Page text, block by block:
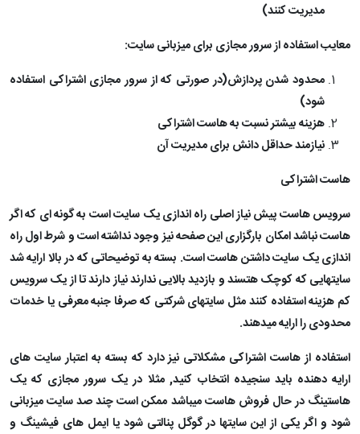
مدیریت کنند)
معایب استفاده از سرور مجازی برای میزبانی سایت:
محدود شدن پردازش(در صورتی که از سرور مجازی اشتراکی استفاده
شود)
هزینه بیشتر نسبت به هاست اشتراکی
نیازمند حداقل دانش برای مدیریت آن
هاست اشتراکی
سرویس هاست پیش نیاز اصلی راه اندازی یک سایت است به گونه ای که اگر
هاست نباشد امکان بارگزاری این صفحه نیز وجود نداشته است و شرط اول راه
اندازی یک سایت داشتن هاست است. بسته به توضیحاتی که در بالا ارایه شد
سایتهایی که کوچک هتسند و بازدید بالایی ندارند نیاز دارند تا از یک سرویس
کم هزینه استفاده کنند مثل سایتهای شرکتی که صرفا جنبه معرفی یا خدمات
محدودی را ارایه میدهند.
استفاده از هاست اشتراکی مشکلاتی نیز دارد که بسته به اعتبار سایت های
ارایه دهنده باید سنجیده انتخاب کنید, مثلا در یک سرور مجازی که یک
هاستینگ در حال فروش هاست میباشد ممکن است چند صد سایت میزبانی
شود و اگر یکی از این سایتها در گوگل پنالتی شود یا ایمل های فیشینگ و